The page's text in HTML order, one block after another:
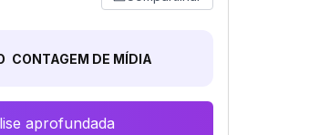
CONTAGEM DE MÍDIA
aprofundada